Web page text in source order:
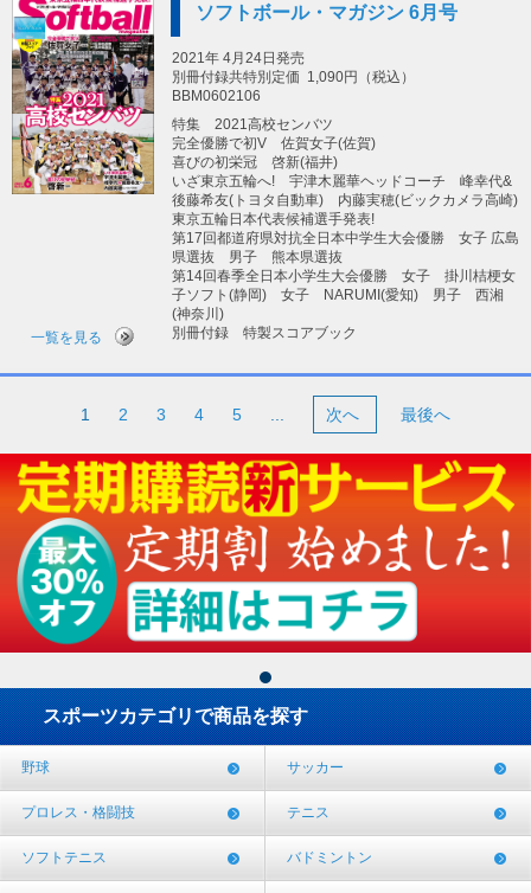
ソフトボール・マガジン 6月号
2021年 4月24日発売
別冊付録共特別定価 1,090円（税込）
BBM0602106
特集 2021高校センバツ
完全優勝で初V 佐賀女子(佐賀)
喜びの初栄冠 啓新(福井)
いざ東京五輪へ! 宇津木麗華ヘッドコーチ 峰幸代&
後藤希友(トヨタ自動車) 内藤実穂(ビックカメラ高崎)
東京五輪日本代表候補選手発表!
第17回都道府県対抗全日本中学生大会優勝 女子 広島
県選抜 男子 熊本県選抜
第14回春季全日本小学生大会優勝 女子 掛川桔梗女
子ソフト(静岡) 女子 NARUMI(愛知) 男子 西湘
(神奈川)
別冊付録 特製スコアブック
一覧を見る
1 2 3 4 5 ... 次へ 最後へ
スポーツカテゴリで商品を探す
野球 サッカー
プロレス・格闘技 テニス
ソフトテニス バドミントン